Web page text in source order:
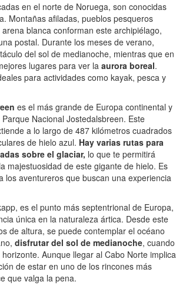
en el norte de Noruega, son conocidas
Montañas afiladas, pueblos pesqueros
blanca conforman este archipiélago,
postal. Durante los meses de verano,
del sol de medianoche, mientras que en
lugares para ver la aurora boreal.
para actividades como kayak, pesca y
es el más grande de Europa continental y
Nacional Jostedalsbreen. Este
a lo largo de 487 kilómetros cuadrados
de hielo azul. Hay varias rutas para
sobre el glaciar, lo que te permitirá
majestuosidad de este gigante de hielo. Es
los aventureros que buscan una experiencia
es el punto más septentrional de Europa,
única en la naturaleza ártica. Desde este
de altura, se puede contemplar el océano
disfrutar del sol de medianoche, cuando
Aunque llegar al Cabo Norte implica
de estar en uno de los rincones más
que valga la pena.